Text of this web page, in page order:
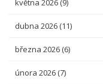
května 2026 (9)
dubna 2026 (11)
března 2026 (6)
února 2026 (7)